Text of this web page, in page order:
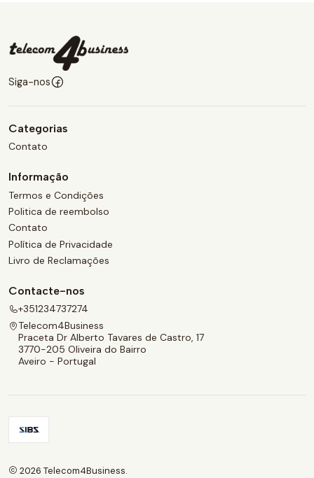
Siga-nos
Categorias
Contato
Informação
Termos e Condições
Politica de reembolso
Contato
Política de Privacidade
Livro de Reclamações
Contacte-nos
+351234737274
Telecom4Business
Praceta Dr Alberto Tavares de Castro, 17
3770-205 Oliveira do Bairro
Aveiro - Portugal
2026 Telecom4Business.